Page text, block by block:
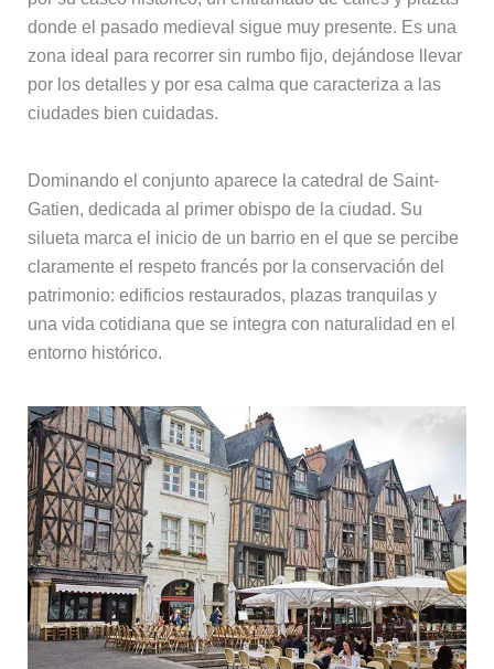
donde el pasado medieval sigue muy presente. Es una
zona ideal para recorrer sin rumbo fijo, dejándose llevar
por los detalles y por esa calma que caracteriza a las
ciudades bien cuidadas.
Dominando el conjunto aparece la catedral de Saint-
Gatien, dedicada al primer obispo de la ciudad. Su
silueta marca el inicio de un barrio en el que se percibe
claramente el respeto francés por la conservación del
patrimonio: edificios restaurados, plazas tranquilas y
una vida cotidiana que se integra con naturalidad en el
entorno histórico.